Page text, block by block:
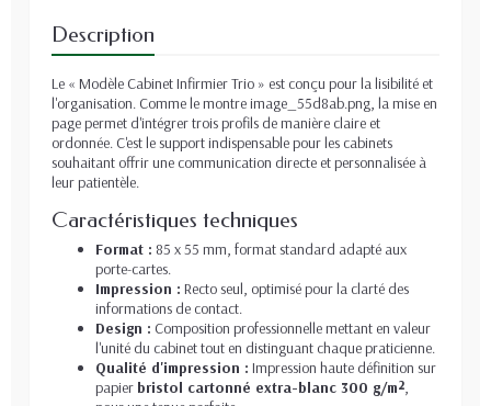
Description
Le « Modèle Cabinet Infirmier Trio » est conçu pour la lisibilité et
l'organisation. Comme le montre image_55d8ab.png, la mise en
page permet d'intégrer trois profils de manière claire et
ordonnée. C'est le support indispensable pour les cabinets
souhaitant offrir une communication directe et personnalisée à
leur patientèle.
Caractéristiques techniques
Format : 85 x 55 mm, format standard adapté aux
porte-cartes.
Impression : Recto seul, optimisé pour la clarté des
informations de contact.
Design : Composition professionnelle mettant en valeur
l'unité du cabinet tout en distinguant chaque praticienne.
Qualité d'impression : Impression haute définition sur
papier bristol cartonné extra-blanc 300 g/m²,